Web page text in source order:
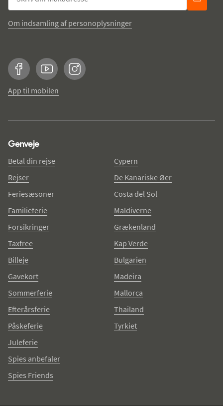
Om indsamling af personoplysninger
FacebookYouTubeInstagram
App til mobilen
Genveje
Betal din rejse
Rejser
Feriesæsoner
Familieferie
Forsikringer
Taxfree
Billeje
Gavekort
Sommerferie
Efterårsferie
Påskeferie
Juleferie
Spies anbefaler
Spies Friends
Cypern
De Kanariske Øer
Costa del Sol
Maldiverne
Grækenland
Kap Verde
Bulgarien
Madeira
Mallorca
Thailand
Tyrkiet